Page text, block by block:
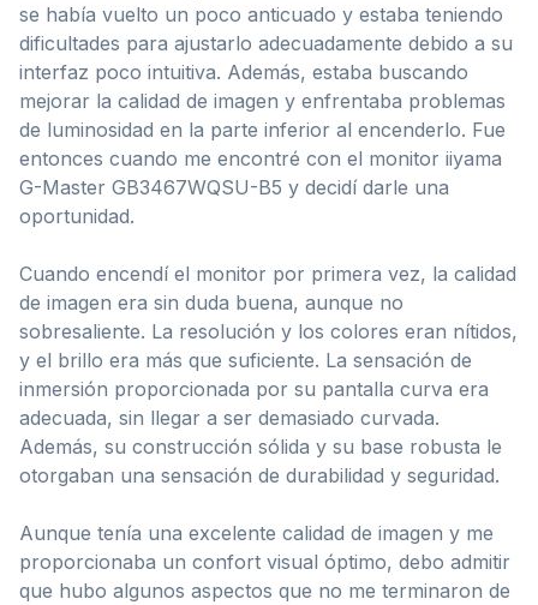
se había vuelto un poco anticuado y estaba teniendo
dificultades para ajustarlo adecuadamente debido a su
interfaz poco intuitiva. Además, estaba buscando
mejorar la calidad de imagen y enfrentaba problemas
de luminosidad en la parte inferior al encenderlo. Fue
entonces cuando me encontré con el monitor iiyama
G-Master GB3467WQSU-B5 y decidí darle una
oportunidad.
Cuando encendí el monitor por primera vez, la calidad
de imagen era sin duda buena, aunque no
sobresaliente. La resolución y los colores eran nítidos,
y el brillo era más que suficiente. La sensación de
inmersión proporcionada por su pantalla curva era
adecuada, sin llegar a ser demasiado curvada.
Además, su construcción sólida y su base robusta le
otorgaban una sensación de durabilidad y seguridad.
Aunque tenía una excelente calidad de imagen y me
proporcionaba un confort visual óptimo, debo admitir
que hubo algunos aspectos que no me terminaron de